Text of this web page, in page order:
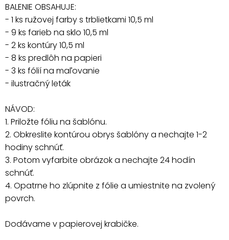
BALENIE OBSAHUJE:
- 1 ks ružovej farby s trblietkami 10,5 ml
- 9 ks farieb na sklo 10,5 ml
- 2 ks kontúry 10,5 ml
- 8 ks predlôh na papieri
- 3 ks fólií na maľovanie
- ilustračný leták
NÁVOD:
1. Priložte fóliu na šablónu.
2. Obkreslite kontúrou obrys šablóny a nechajte 1-2
hodiny schnúť.
3. Potom vyfarbite obrázok a nechajte 24 hodín
schnúť.
4. Opatrne ho zlúpnite z fólie a umiestnite na zvolený
povrch.
Dodávame v papierovej krabičke.